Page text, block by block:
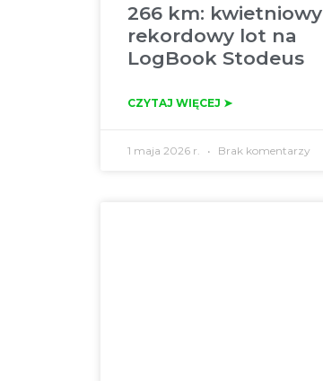
266 km: kwietniowy
rekordowy lot na
LogBook Stodeus
CZYTAJ WIĘCEJ ➤
1 maja 2026 r. Brak komentarzy